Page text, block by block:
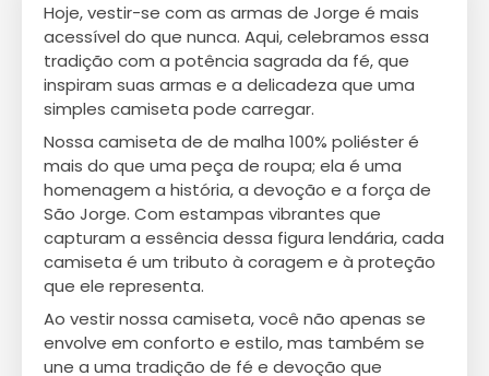
Hoje, vestir-se com as armas de Jorge é mais
acessível do que nunca. Aqui, celebramos essa
tradição com a potência sagrada da fé, que
inspiram suas armas e a delicadeza que uma
simples camiseta pode carregar.
Nossa camiseta de de malha 100% poliéster é
mais do que uma peça de roupa; ela é uma
homenagem a história, a devoção e a força de
São Jorge. Com estampas vibrantes que
capturam a essência dessa figura lendária, cada
camiseta é um tributo à coragem e à proteção
que ele representa.
Ao vestir nossa camiseta, você não apenas se
envolve em conforto e estilo, mas também se
une a uma tradição de fé e devoção que